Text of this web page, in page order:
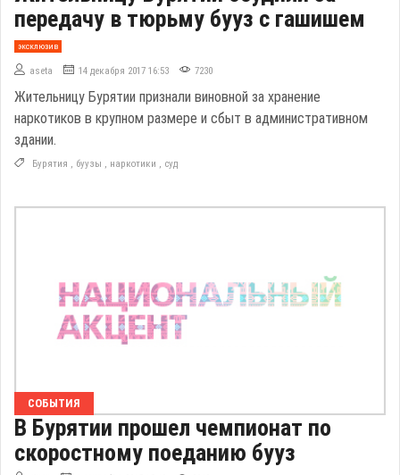
передачу в тюрьму бууз с гашишем
эксклюзив
aseta 14 декабря 2017 16:53 7230
Жительницу Бурятии признали виновной за хранение
наркотиков в крупном размере и сбыт в административном
здании.
Бурятия буузы наркотики суд
СОБЫТИЯ
В Бурятии прошел чемпионат по
скоростному поеданию бууз